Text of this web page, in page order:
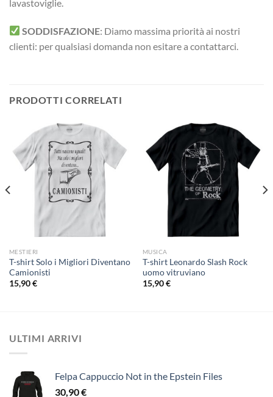
lavastoviglie.
SODDISFAZIONE: Diamo massima priorità ai nostri
clienti: per qualsiasi domanda non esitare a contattarci.
PRODOTTI CORRELATI
MESTIERI
T-shirt Solo i Migliori Diventano
Camionisti
15,90€
MUSICA
T-shirt Leonardo Slash Rock
uomo vitruviano
15,90€
ULTIMI ARRIVI
Felpa Cappuccio Not in the Epstein Files
30,90€